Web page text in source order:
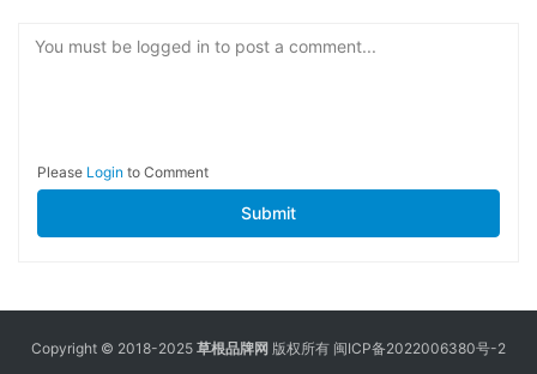
You must be logged in to post a comment...
Please Login to Comment
Submit
Copyright © 2018-2025 草根品牌网 版权所有 闽ICP备2022006380号-2